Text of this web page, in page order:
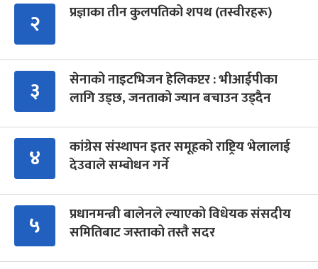
२ प्रज्ञाका तीन कुलपतिको शपथ (तस्वीरहरू)
३
सेनाको नाइटभिजन हेलिकप्टर : भीआईपीका
लागि उड्छ, जनताको ज्यान बचाउन उड्दैन
४
कांग्रेस संस्थापन इतर समूहको राष्ट्रिय भेलालाई
देउवाले सम्बोधन गर्ने
५
प्रधानमन्त्री बालेनले ल्याएको विधेयक संसदीय
समितिबाट जस्ताको तस्तै सदर